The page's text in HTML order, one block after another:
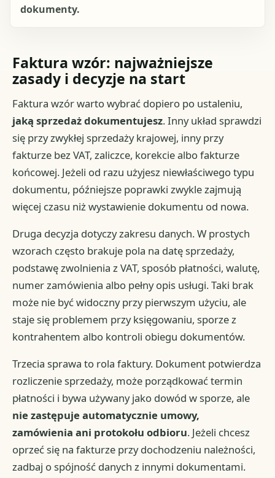
dokumenty.
Faktura wzór: najważniejsze
zasady i decyzje na start
Faktura wzór warto wybrać dopiero po ustaleniu,
jaką sprzedaż dokumentujesz. Inny układ sprawdzi
się przy zwykłej sprzedaży krajowej, inny przy
fakturze bez VAT, zaliczce, korekcie albo fakturze
końcowej. Jeżeli od razu użyjesz niewłaściwego typu
dokumentu, późniejsze poprawki zwykle zajmują
więcej czasu niż wystawienie dokumentu od nowa.
Druga decyzja dotyczy zakresu danych. W prostych
wzorach często brakuje pola na datę sprzedaży,
podstawę zwolnienia z VAT, sposób płatności, walutę,
numer zamówienia albo pełny opis usługi. Taki brak
może nie być widoczny przy pierwszym użyciu, ale
staje się problemem przy księgowaniu, sporze z
kontrahentem albo kontroli obiegu dokumentów.
Trzecia sprawa to rola faktury. Dokument potwierdza
rozliczenie sprzedaży, może porządkować termin
płatności i bywa używany jako dowód w sporze, ale
nie zastępuje automatycznie umowy,
zamówienia ani protokołu odbioru. Jeżeli chcesz
oprzeć się na fakturze przy dochodzeniu należności,
zadbaj o spójność danych z innymi dokumentami.